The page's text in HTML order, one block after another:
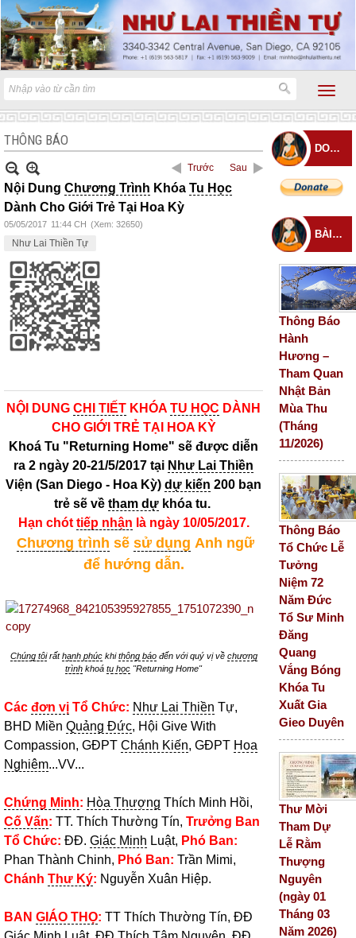
THÔNG BÁO
Trước Sau
Nội Dung Chương Trình Khóa Tu Học
Dành Cho Giới Trẻ Tại Hoa Kỳ
05/05/2017 11:44 CH (Xem: 32650)
Như Lai Thiền Tự
NỘI DUNG CHI TIẾT KHÓA TU HỌC DÀNH
CHO GIỚI TRẺ TẠI HOA KỲ
Khoá Tu "Returning Home" sẽ được diễn
ra 2 ngày 20-21/5/2017 tại Như Lai Thiền
Viện (San Diego - Hoa Kỳ) dự kiến 200 bạn
trẻ sẽ về tham dựkhóa tu.
Hạn chóttiếp nhận là ngày 10/05/2017.
Chương trình sẽ sử dụng Anh ngữ
để hướng dẫn.
Chúng tôirấthạnh phúckhithông báođến với quý vị về chương
trình khoá tu học "Returning Home"
Các đơn vị Tổ Chức: Như Lai Thiền Tự,
BHD Miền Quảng Đức, Hội Give With
Compassion, GĐPT Chánh Kiến, GĐPT Hoa
Nghiêm...VV...
Chứng Minh: Hòa Thượng Thích Minh Hồi,
Cố Vấn: TT. Thích Thường Tín, Trưởng Ban
Tổ Chức: ĐĐ. Giác Minh Luật, Phó Ban:
Phan Thành Chinh, Phó Ban: Trần Mimi,
Chánh Thư Ký: Nguyễn Xuân Hiệp.
BAN GIÁO THỌ: TT Thích Thường Tín, ĐĐ
DONATE
BÀI ĐĂNG MỚI
Thông Báo
Hành
Hương –
Tham Quan
Nhật Bản
Mùa Thu
(Tháng
11/2026)
Thông Báo
Tổ Chức Lễ
Tưởng
Niệm 72
Năm Đức
Tổ Sư Minh
Đăng
Quang
Vắng Bóng
Khóa Tu
Xuất Gia
Gieo Duyên
Thư Mời
Tham Dự
Lễ Rằm
Thượng
Nguyên
(ngày 01
Tháng 03
Năm 2026)